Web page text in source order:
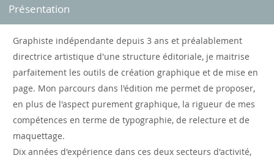
Présentation
Graphiste indépendante depuis 3 ans et préalablement
directrice artistique d'une structure éditoriale, je maitrise
parfaitement les outils de création graphique et de mise en
page. Mon parcours dans l'édition me permet de proposer,
en plus de l'aspect purement graphique, la rigueur de mes
compétences en terme de typographie, de relecture et de
maquettage.
Dix années d'expérience dans ces deux secteurs d'activité,